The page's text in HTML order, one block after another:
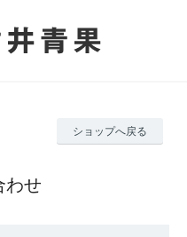
ショップへ戻る
わせ